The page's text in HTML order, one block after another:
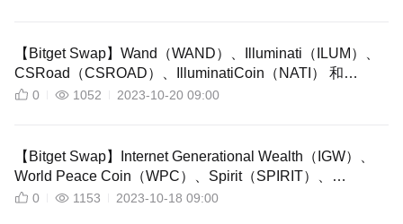
【Bitget Swap】Wand（WAND）、Illuminati（ILUM）、
CSRoad（CSROAD）、IlluminatiCoin（NATI） 和
Realio Network（RIO） 現已在 Bitget Swap 上開放交易！
0 1052 2023-10-20 09:00
【Bitget Swap】Internet Generational Wealth（IGW）、
World Peace Coin（WPC）、Spirit（SPIRIT）、
Dragon（DRAGON）、ZhaoDaVinci（VINCI）現已在
0 1153 2023-10-18 09:00